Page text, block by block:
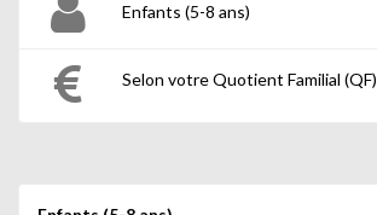
Enfants (5-8 ans)
Selon votre Quotient Familial (QF)